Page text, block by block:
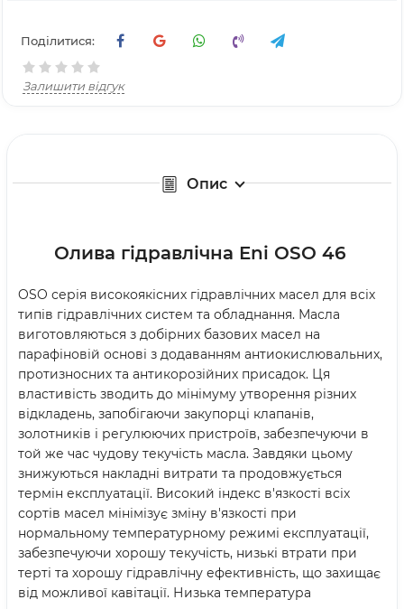
Поділитися:
Залишити відгук
Опис
Олива гідравлічна Eni OSO 46
OSO серія високоякісних гідравлічних масел для всіх
типів гідравлічних систем та обладнання. Масла
виготовляються з добірних базових масел на
парафіновій основі з додаванням антиокислювальних,
протизносних та антикорозійних присадок. Ця
властивість зводить до мінімуму утворення різних
відкладень, запобігаючи закупорці клапанів,
золотників і регулюючих пристроїв, забезпечуючи в
той же час чудову текучість масла. Завдяки цьому
знижуються накладні витрати та продовжується
термін експлуатації. Високий індекс в'язкості всіх
сортів масел мінімізує зміну в'язкості при
нормальному температурному режимі експлуатації,
забезпечуючи хорошу текучість, низькі втрати при
терті та хорошу гідравлічну ефективність, що захищає
від можливої кавітації. Низька температура